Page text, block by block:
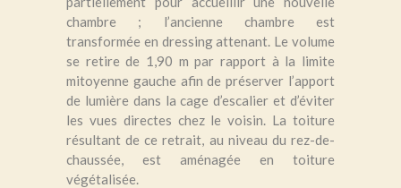
chambre ; l’ancienne chambre est
transformée en dressing attenant. Le volume
se retire de 1,90 m par rapport à la limite
mitoyenne gauche afin de préserver l’apport
de lumière dans la cage d’escalier et d’éviter
les vues directes chez le voisin. La toiture
résultant de ce retrait, au niveau du rez-de-
chaussée, est aménagée en toiture
végétalisée.